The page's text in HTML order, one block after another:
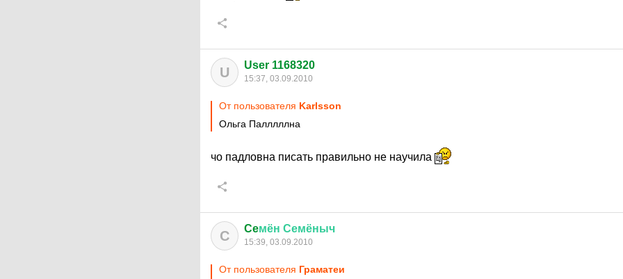
U User 1168320
15:37, 03.09.2010
От пользователя Karlsson
Ольга Палллллна
чо падловна писать правильно не научила
C Ceмён Семёныч
15:39, 03.09.2010
От пользователя Граматеи